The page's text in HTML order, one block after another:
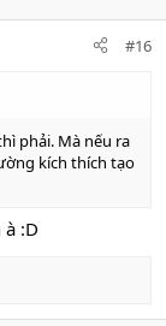
#16
phải. Mà nếu ra
kích thích tạo
:D